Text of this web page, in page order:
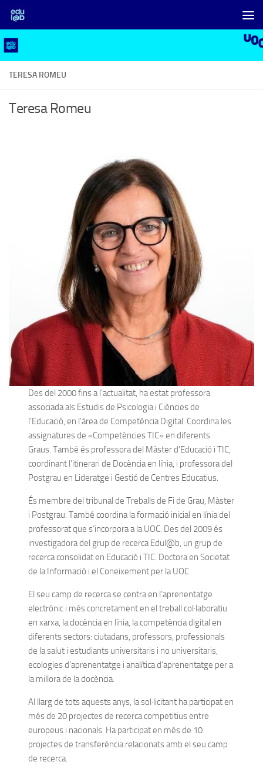
Skip to content
TERESA ROMEU
Teresa Romeu
Des del 2000 fins a l’actualitat, ha estat professora
associada als Estudis de Psicologia i Ciències de
l’Educació, en l’àrea de Competència Digital. Coordina les
assignatures de «Competències TIC» en diferents
Graus. També és professora del Màster d’Educació i TIC,
coordinant l’itinerari de Docència en línia, i professora del
Postgrau en Lideratge i Gestió de Centres Educatius.
És membre del tribunal de Treballs de Fi de Grau, Màster
i Postgrau. També coordina la formació inicial en línia del
professorat que s’incorpora a la UOC. Des del 2009 és
investigadora del grup de recerca Edul@b, un grup de
recerca consolidat en Educació i TIC. Doctora en Societat
de la Informació i el Coneixement per la UOC.
El seu camp de recerca se centra en l’aprenentatge
electrònic i més concretament en el treball col·laboratiu
en xarxa, la docència en línia, la competència digital en
diferents sectors: ciutadans, professors, professionals
de la salut i estudiants universitaris i no universitaris,
ecologies d’aprenentatge i analítica d’aprenentatge per a
la millora de la docència.
Al llarg de tots aquests anys, la sol·licitant ha participat en
més de 20 projectes de recerca competitius entre
europeus i nacionals. Ha participat en més de 10
projectes de transferència relacionats amb el seu camp
de recerca.